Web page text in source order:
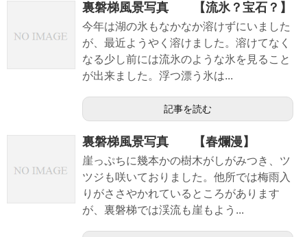
裏磐梯風景写真 【流氷？宝石？】
今年は湖の氷もなかなか溶けずにいました
が、最近ようやく溶けました。溶けてなく
なる少し前には流氷のような氷を見ること
が出来ました。浮つ漂う氷は...
記事を読む
裏磐梯風景写真 【春爛漫】
崖っぷちに幾本かの樹木がしがみつき、ツ
ツジも咲いておりました。他所では梅雨入
りがささやかれているところがあります
が、裏磐梯では渓流も崖もよう...